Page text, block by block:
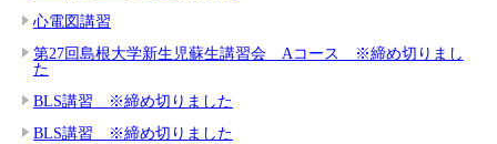
心電図講習
第27回島根大学新生児蘇生講習会 Aコース ※締め切りまし
た
BLS講習 ※締め切りました
BLS講習 ※締め切りました